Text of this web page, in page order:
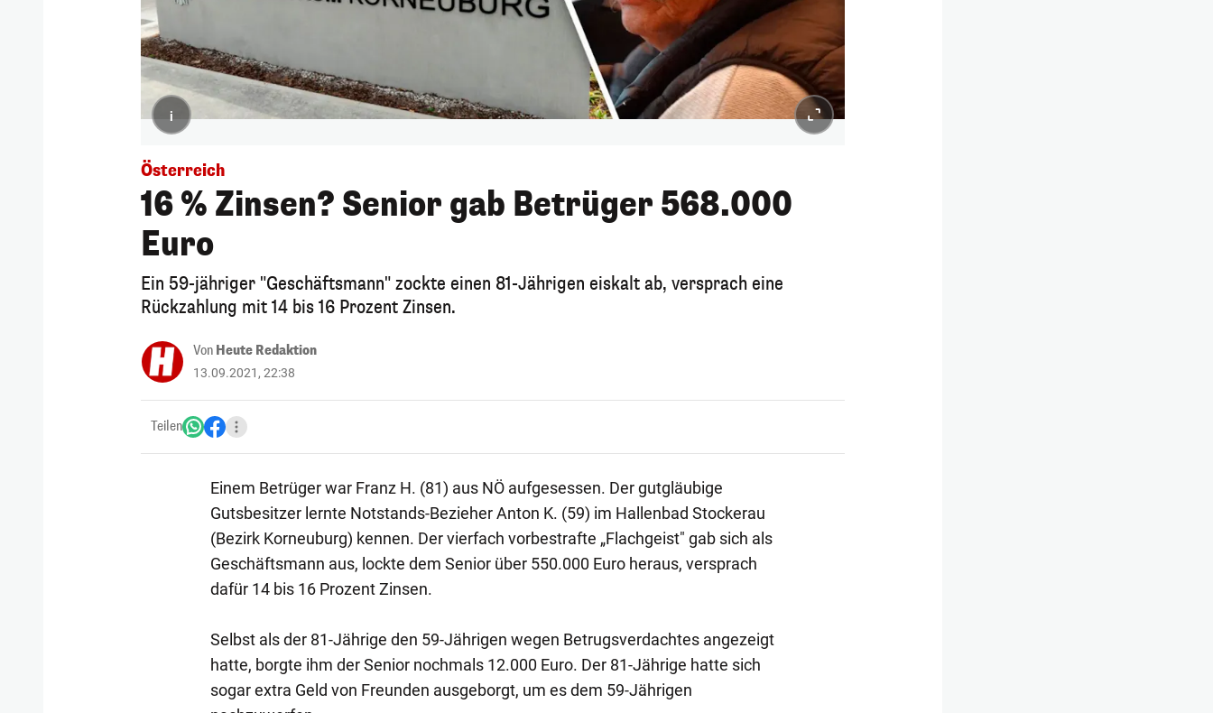
i
Österreich
16 % Zinsen? Senior gab Betrüger 568.000
Euro
Ein 59-jähriger "Geschäftsmann" zockte einen 81-Jährigen eiskalt ab, versprach eine
Rückzahlung mit 14 bis 16 Prozent Zinsen.
Von Heute Redaktion
13.09.2021, 22:38
Teilen
Einem Betrüger war Franz H. (81) aus NÖ aufgesessen. Der gutgläubige
Gutsbesitzer lernte Notstands-Bezieher Anton K. (59) im Hallenbad Stockerau
(Bezirk Korneuburg) kennen. Der vierfach vorbestrafte „Flachgeist" gab sich als
Geschäftsmann aus, lockte dem Senior über 550.000 Euro heraus, versprach
dafür 14 bis 16 Prozent Zinsen.
Selbst als der 81-Jährige den 59-Jährigen wegen Betrugsverdachtes angezeigt
hatte, borgte ihm der Senior nochmals 12.000 Euro. Der 81-Jährige hatte sich
sogar extra Geld von Freunden ausgeborgt, um es dem 59-Jährigen